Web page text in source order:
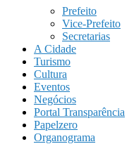
Prefeito
Vice-Prefeito
Secretarias
A Cidade
Turismo
Cultura
Eventos
Negócios
Portal Transparência
Papelzero
Organograma